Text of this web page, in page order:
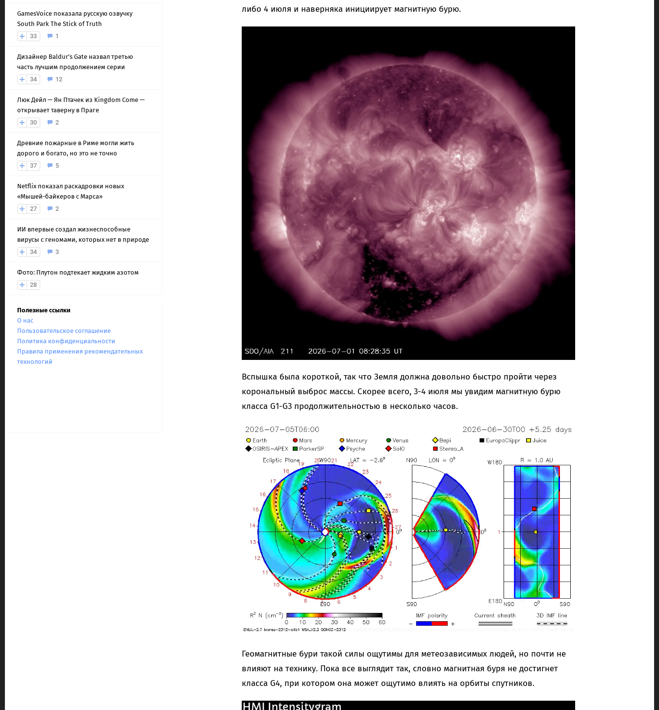
GamesVoice показала русскую озвучку
South Park The Stick of Truth
33
1
Дизайнер Baldur’s Gate назвал третью
часть лучшим продолжением серии
34
12
Люк Дейл — Ян Птачек из Kingdom Come —
открывает таверну в Праге
30
2
Древние пожарные в Риме могли жить
дорого и богато, но это не точно
37
5
Netflix показал раскадровки новых
«Мышей-байкеров с Марса»
27
2
ИИ впервые создал жизнеспособные
вирусы с геномами, которых нет в природе
34
3
Фото: Плутон подтекает жидким азотом
28
Полезные ссылки
О нас
Пользовательское соглашение
Политика конфиденциальности
Правила применения рекомендательных
технологий
либо 4 июля и наверняка инициирует магнитную бурю.
Вспышка была короткой, так что Земля должна довольно быстро пройти через
корональный выброс массы. Скорее всего, 3-4 июля мы увидим магнитную бурю
класса G1-G3 продолжительностью в несколько часов.
Геомагнитные бури такой силы ощутимы для метеозависимых людей, но почти не
влияют на технику. Пока все выглядит так, словно магнитная буря не достигнет
класса G4, при котором она может ощутимо влиять на орбиты спутников.